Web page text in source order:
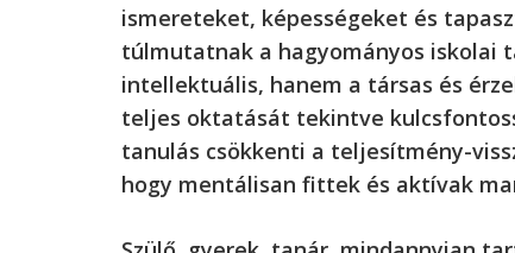
ismereteket, képességeket és
túlmutatnak a hagyományos iskolai
intellektuális, hanem a társas és
teljes oktatását tekintve
tanulás csökkenti a teljesítmény-
hogy mentálisan fittek és aktívak